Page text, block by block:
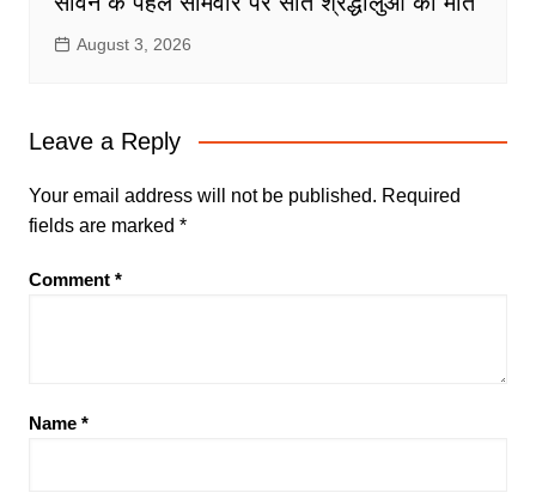
August 3, 2026
Leave a Reply
Your email address will not be published. Required
fields are marked *
Comment *
Name *